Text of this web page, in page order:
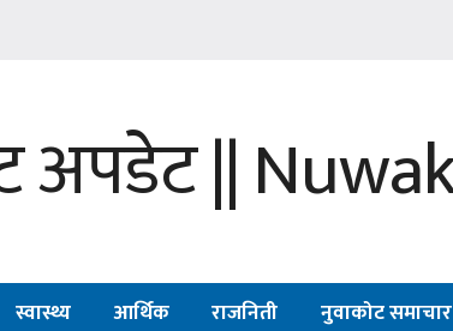
स्वास्थ्य आर्थिक राजनिती नुवाकोट समाचार